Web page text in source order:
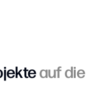
auf die